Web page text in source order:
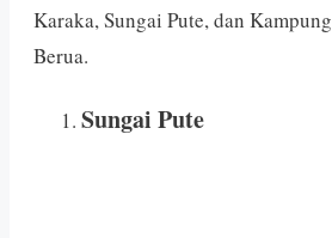
Karaka, Sungai Pute, dan Kampung
Berua.
Sungai Pute